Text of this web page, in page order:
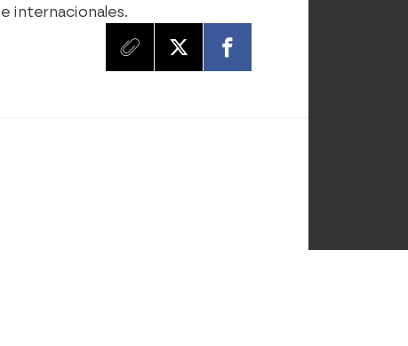
internacionales.